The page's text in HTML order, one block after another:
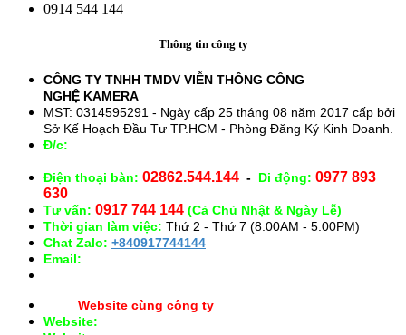
0914 544 144
Thông tin công ty
CÔNG TY TNHH TMDV VIỄN THÔNG CÔNG
NGHỆ KAMERA
MST: 0314595291 - Ngày cấp 25 tháng 08 năm 2017 cấp bởi
Sở Kế Hoạch Đầu Tư TP.HCM - Phòng Đăng Ký Kinh Doanh.
Đ/c:
Điện thoại bàn: 02862.544.144 - Di động: 0977 893
630
Tư vấn: 0917 744 144 (Cả Chủ Nhật & Ngày Lễ)
Thời gian làm việc: Thứ 2 - Thứ 7 (8:00AM - 5:00PM)
Chat Zalo: +840917744144
Email:
Website cùng công ty
Website: